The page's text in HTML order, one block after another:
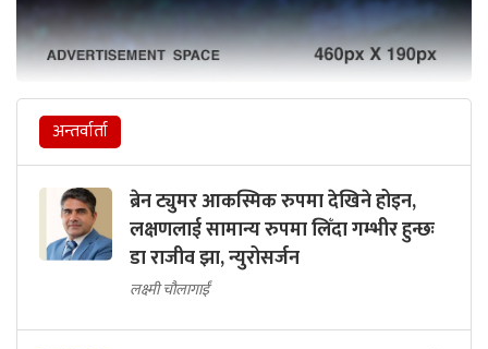
अन्तर्वार्ता
ब्रेन ट्युमर आकस्मिक रुपमा देखिने होइन,
लक्षणलाई सामान्य रुपमा लिँदा गम्भीर हुन्छः
डा राजीव झा, न्युरोसर्जन
लक्ष्मी चौलागाईं